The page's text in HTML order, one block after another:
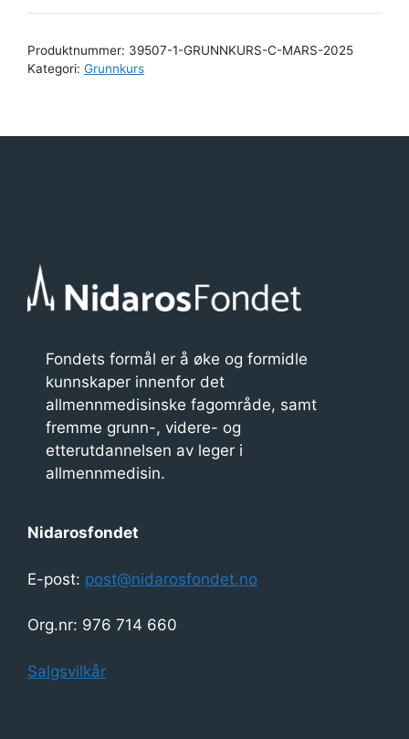
Produktnummer: 39507-1-GRUNNKURS-C-MARS-2025
Kategori: Grunnkurs
Fondets formål er å øke og formidle
kunnskaper innenfor det
allmennmedisinske fagområde, samt
fremme grunn-, videre- og
etterutdannelsen av leger i
allmennmedisin.
Nidarosfondet
E-post: post@nidarosfondet.no
Org.nr: 976 714 660
Salgsvilkår